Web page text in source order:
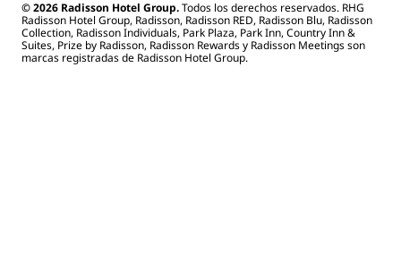
© 2026 Radisson Hotel Group.Todos los derechos reservados. RHG
Radisson Hotel Group, Radisson, Radisson RED, Radisson Blu, Radisson
Collection, Radisson Individuals, Park Plaza, Park Inn, Country Inn &
Suites, Prize by Radisson, Radisson Rewards y Radisson Meetings son
marcas registradas de Radisson Hotel Group.